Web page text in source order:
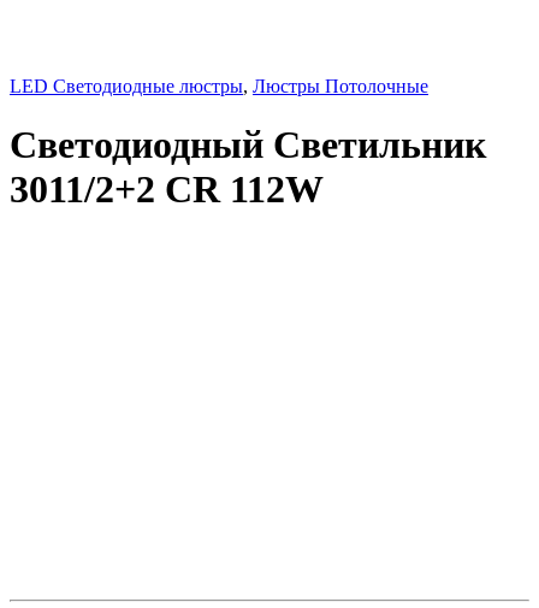
LED Светодиодные люстры, Люстры Потолочные
Светодиодный Светильник
3011/2+2 CR 112W